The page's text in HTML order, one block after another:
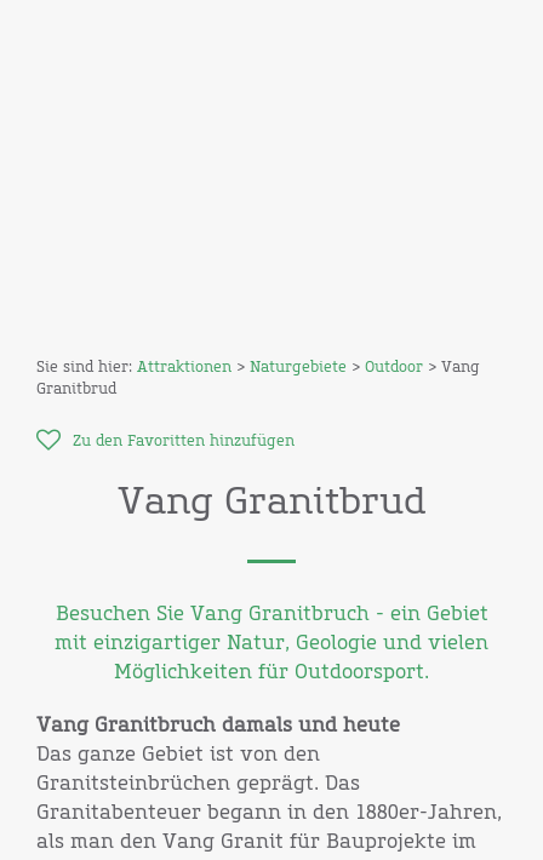
Sie sind hier: Attraktionen > Naturgebiete > Outdoor > Vang
Granitbrud
Zu den Favoritten hinzufügen
Vang Granitbrud
Besuchen Sie Vang Granitbruch - ein Gebiet
mit einzigartiger Natur, Geologie und vielen
Möglichkeiten für Outdoorsport.
Vang Granitbruch damals und heute
Das ganze Gebiet ist von den
Granitsteinbrüchen geprägt. Das
Granitabenteuer begann in den 1880er-Jahren,
als man den Vang Granit für Bauprojekte im